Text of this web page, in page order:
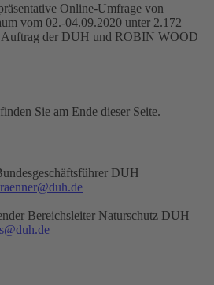
Online-Umfrage von
vom 02.-04.09.2020 unter 2.172
Auftrag der DUH und ROBIN WOOD
Sie am Ende dieser Seite.
DUH
Bereichsleiter Naturschutz DUH